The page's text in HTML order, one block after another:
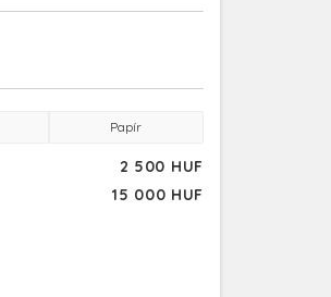
Papír
2 500 HUF
15 000 HUF